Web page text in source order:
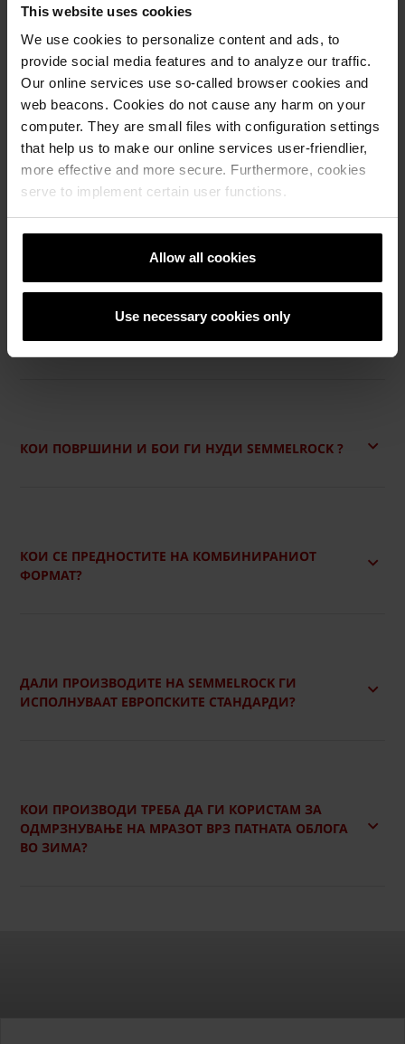
This website uses cookies
We use cookies to personalize content and ads, to
provide social media features and to analyze our traffic.
Our online services use so-called browser cookies and
web beacons. Cookies do not cause any harm on your
computer. They are small files with configuration settings
that help us to make our online services user-friendlier,
more effective and more secure. Furthermore, cookies
serve to implement certain user functions.
Allow all cookies
Use necessary cookies only
КАКО ДА СЕ ЗАШТИТИ ПОВРШИНАТА?
КАКО ДА ГО ИЗБЕРАМ ВИСТИНСКИОТ ПРОИЗВОД
ЗА МЕНЕ?
КОЈА Е РАЗЛИКАТА ПОМЕЃУ БЕХАТОН И ПЛОЧКИ?
КОИ ПОВРШИНИ И БОИ ГИ НУДИ SEMMELROCK ?
КОИ СЕ ПРЕДНОСТИТЕ НА КОМБИНИРАНИОТ
ФОРМАТ?
ДАЛИ ПРОИЗВОДИТЕ НА SEMMELROCK ГИ
ИСПОЛНУВААТ ЕВРОПСКИТЕ СТАНДАРДИ?
КОИ ПРОИЗВОДИ ТРЕБА ДА ГИ КОРИСТАМ ЗА
ОДМРЗНУВАЊЕ НА МРАЗОТ ВРЗ ПАТНАТА ОБЛОГА
ВО ЗИМА?